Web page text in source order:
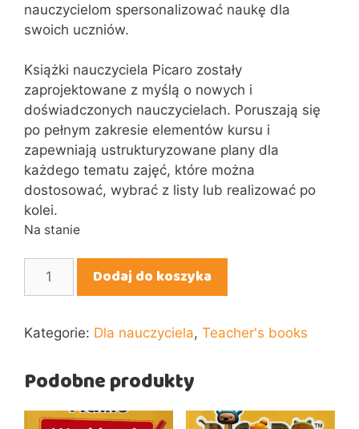
nauczycielom spersonalizować naukę dla
swoich uczniów.
Książki nauczyciela Picaro zostały
zaprojektowane z myślą o nowych i
doświadczonych nauczycielach. Poruszają się
po pełnym zakresie elementów kursu i
zapewniają ustrukturyzowane plany dla
każdego tematu zajęć, które można
dostosować, wybrać z listy lub realizować po
kolei.
Na stanie
Teacher's
16
Dodaj do koszyka
Kategorie: Dla nauczyciela, Teacher's books
Podobne produkty